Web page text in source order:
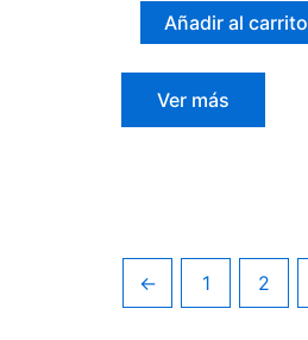
Añadir al carrito
Ver más
← 1 2